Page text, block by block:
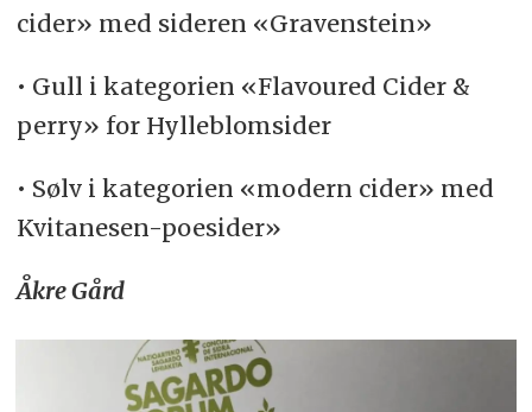
cider» med sideren «Gravenstein»
• Gull i kategorien «Flavoured Cider &
perry» for Hylleblomsider
• Sølv i kategorien «modern cider» med
Kvitanesen-poesider»
Åkre Gård